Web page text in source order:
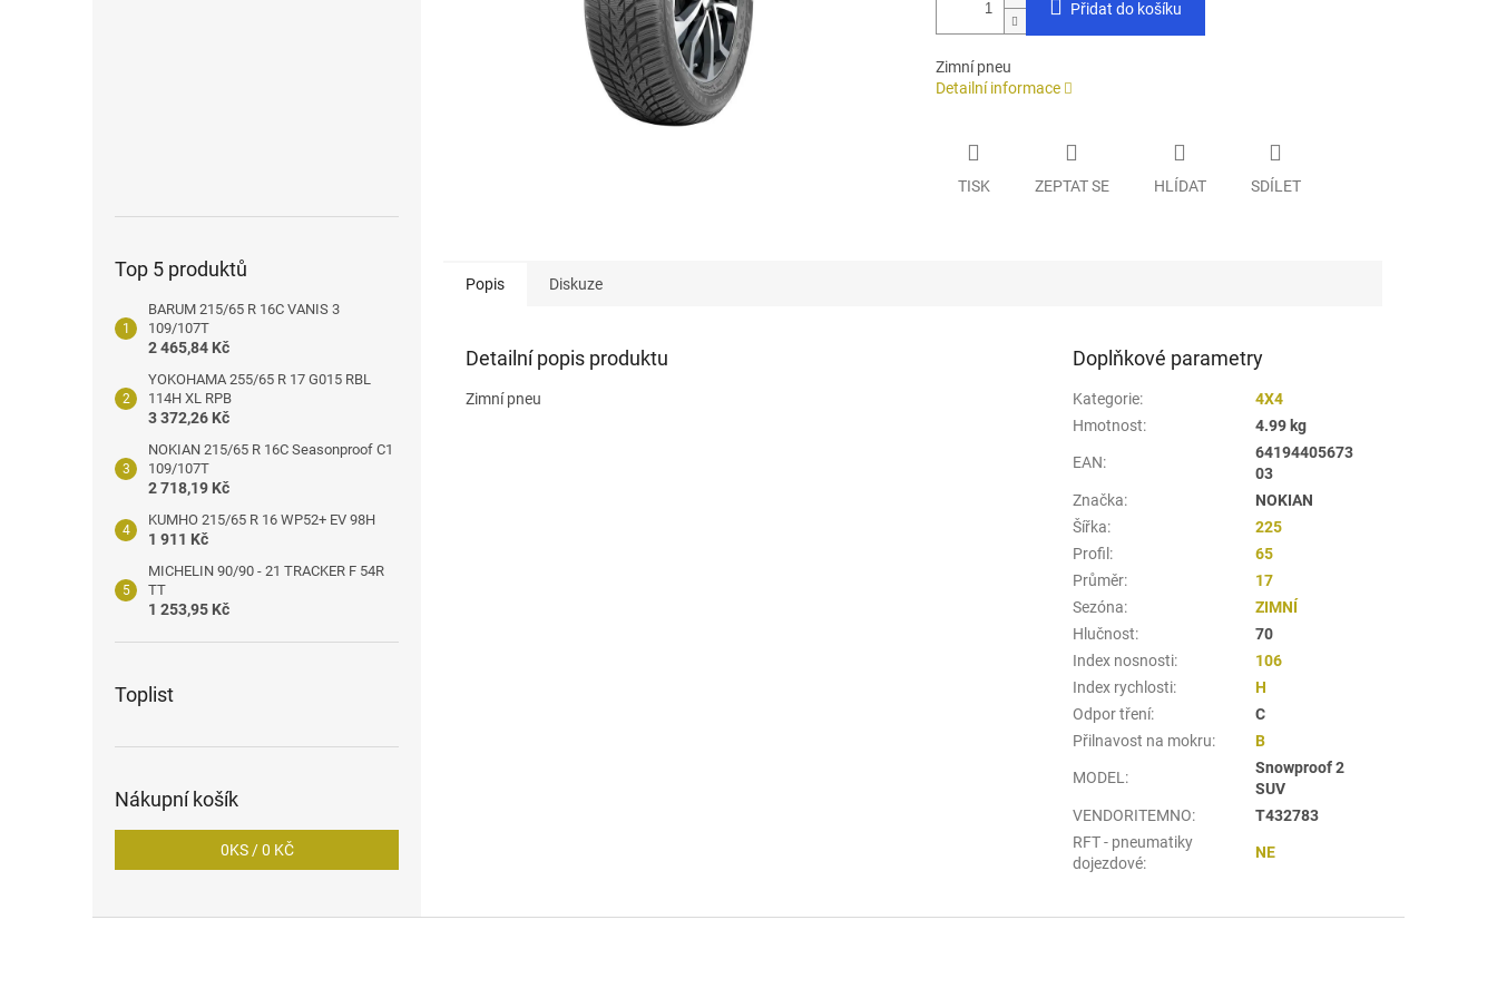
Top 5 produktů
BARUM 215/65 R 16C VANIS 3
109/107T
2 465,84 Kč
YOKOHAMA 255/65 R 17 G015 RBL
114H XL RPB
3 372,26 Kč
NOKIAN 215/65 R 16C Seasonproof C1
109/107T
2 718,19 Kč
KUMHO 215/65 R 16 WP52+ EV 98H
1 911 Kč
MICHELIN 90/90 - 21 TRACKER F 54R
TT
1 253,95 Kč
Toplist
Nákupní košík
0KS /0 KČ
Přidat do košíku
Zimní pneu
Detailní informace
TISK ZEPTAT SE HLÍDAT SDÍLET
Popis Diskuze
Detailní popis produktu
Zimní pneu
Doplňkové parametry
Kategorie:
4X4
Hmotnost: 4.99 kg
EAN:
64194405673
03
Značka:
NOKIAN
Šířka:
225
Profil :
65
Průměr:
17
Sezóna:
ZIMNÍ
Hlučnost:
70
Index nosnosti:
106
Index rychlosti:
H
Odpor tření:
C
Přilnavost na mokru: B
MODEL :
Snowproof 2
SUV
VENDORITEMNO:
T432783
RFT - pneumatiky
dojezdové:
NE